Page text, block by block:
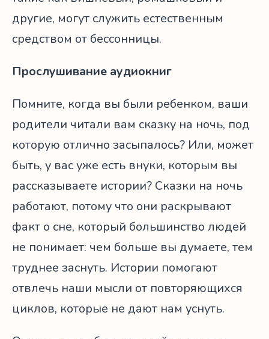
другие, могут служить естественным
средством от бессонницы.
Прослушивание аудиокниг
Помните, когда вы были ребенком, ваши
родители читали вам сказку на ночь, под
которую отлично засыпалось? Или, может
быть, у вас уже есть внуки, которым вы
рассказываете истории? Сказки на ночь
работают, потому что они раскрывают
факт о сне, который большинство людей
не понимает: чем больше вы думаете, тем
труднее заснуть. Истории помогают
отвлечь наши мысли от повторяющихся
циклов, которые не дают нам уснуть.